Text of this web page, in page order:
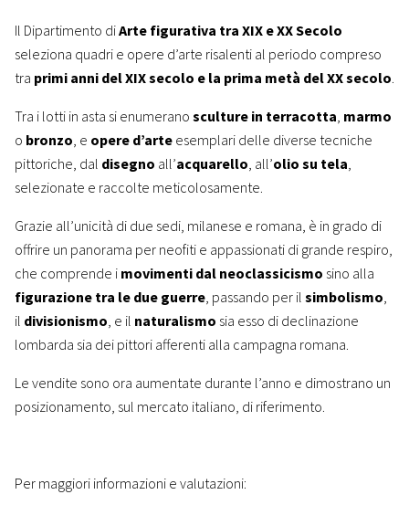
Il Dipartimento diArte figurativa tra XIX e XX Secolo
seleziona quadri e opere d’arte risalenti al periodo compreso
tra primi anni del XIX secolo e la prima metà del XX secolo.
Tra i lotti in asta si enumerano sculture in terracotta, marmo
o bronzo, e opere d’arte esemplari delle diverse tecniche
pittoriche, dal disegno all’acquarello, all’olio su tela,
selezionate e raccolte meticolosamente.
Grazie all’unicità di due sedi, milanese e romana, è in grado di
offrire un panorama per neofiti e appassionati di grande respiro,
che comprende i movimenti dal neoclassicismo sino alla
figurazione tra le due guerre, passando per il simbolismo,
il divisionismo, e il naturalismo sia esso di declinazione
lombarda sia dei pittori afferenti alla campagna romana.
Le vendite sono ora aumentate durante l’anno e dimostrano un
posizionamento, sul mercato italiano, di riferimento.
Per maggiori informazioni e valutazioni: